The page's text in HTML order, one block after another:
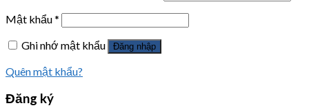
Mật khẩu*
Ghi nhớ mật khẩu
Đăng nhập
Quên mật khẩu?
Đăng ký